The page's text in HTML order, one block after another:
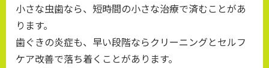
小さな虫歯なら、短時間の小さな治療で済むことがあ
ります。
歯ぐきの炎症も、早い段階ならクリーニングとセルフ
ケア改善で落ち着くことがあります。